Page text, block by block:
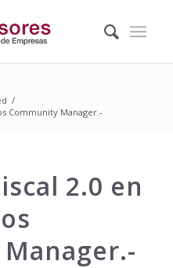
/
Community Manager.-
2.0 en